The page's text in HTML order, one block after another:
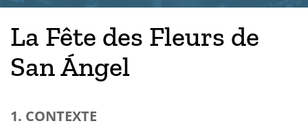
La Fête des Fleurs de
San Ángel
1. CONTEXTE